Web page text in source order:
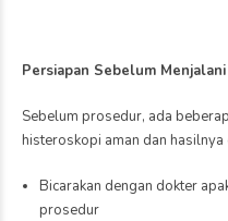
Persiapan Sebelum
Sebelum prosedur, ada
histeroskopi aman dan hasilnya
Bicarakan dengan dokter
prosedur